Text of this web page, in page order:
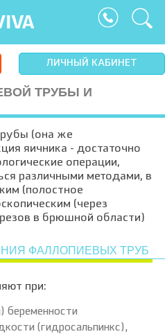
ЛИЧНЫЙ КАБИНЕТ
ТРУБЫ И
(она же
яичника - достаточно
операции,
различными методами, в
(полостное
(через
в брюшной области)
ФАЛЛОПИЕВЫХ ТРУБ
при:
беременности
(гидросальпинкс),